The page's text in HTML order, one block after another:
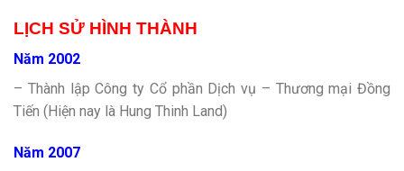
LỊCH SỬ HÌNH THÀNH
Năm 2002
– Thành lập Công ty Cổ phần Dịch vụ – Thương mại Đồng
Tiến (Hiện nay là Hung Thinh Land)
Năm 2007